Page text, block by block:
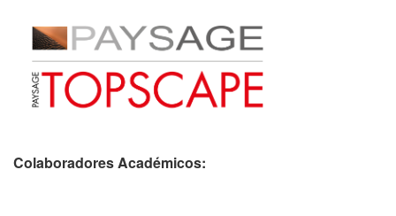
Colaboradores Académicos: